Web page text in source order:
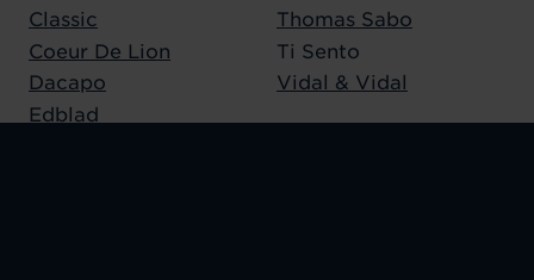
Classic
Coeur De Lion
Dacapo
Edblad
Thomas Sabo
Ti Sento
Vidal & Vidal